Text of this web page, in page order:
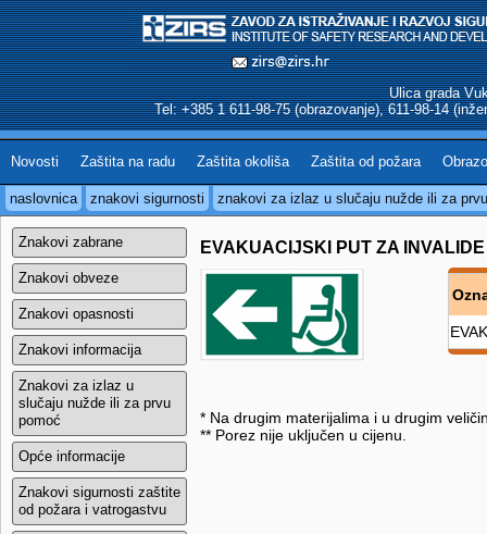
Ulica grada
Tel: +385 1 611-98-75 (obrazovanje), 611-98-14
Novosti Zaštita na radu Zaštita okoliša Zaštita od požara
naslovnica znakovi sigurnosti znakovi za izlaz u slučaju nužde ili za
Znakovi zabrane
Znakovi obveze
Znakovi opasnosti
Znakovi informacija
Znakovi za izlaz u
slučaju nužde ili za prvu
pomoć
Opće informacije
Znakovi sigurnosti zaštite
od požara i vatrogastvu
EVAKUACIJSKI PUT ZA
* Na drugim materijalima i u drugim
** Porez nije uključen u cijenu.